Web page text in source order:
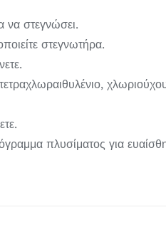
να στεγνώσει.
στεγνωτήρα.
πλυσίματος για